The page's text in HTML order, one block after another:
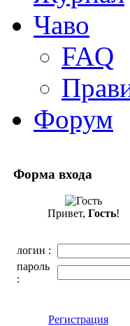
Чаво
FAQ
Форум
Форма входа
Привет, Гость!
логин :
пароль
:
Регистрация